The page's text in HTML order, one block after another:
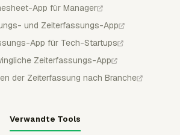
App für Manager
und Zeiterfassungs-App
App für Tech-Startups
Zeiterfassungs-App
der Zeiterfassung nach Branche
Verwandte Tools